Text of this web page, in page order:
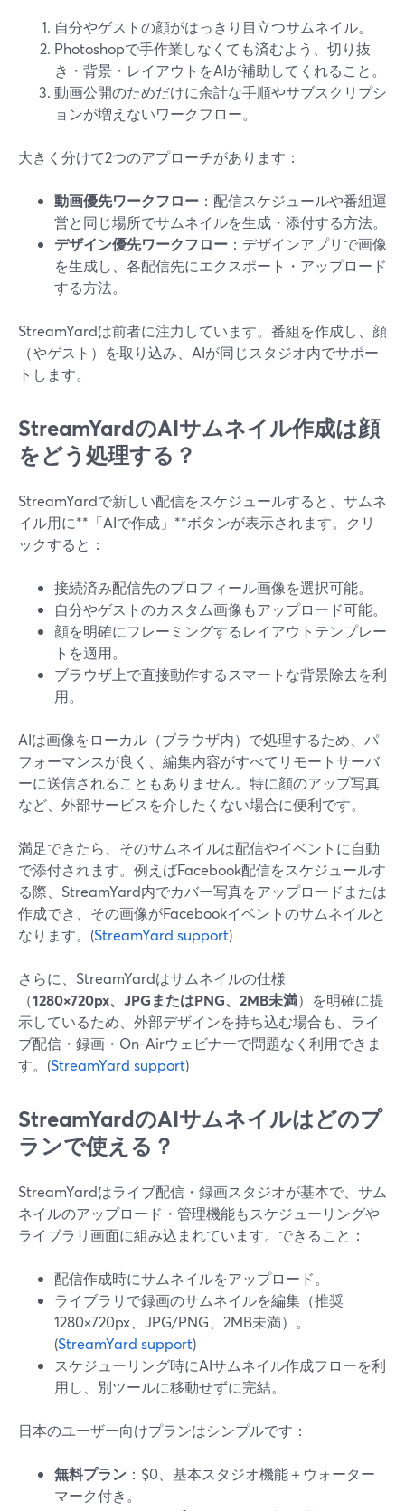
自分やゲストの顔がはっきり目立つサムネイル。
Photoshopで手作業しなくても済むよう、切り抜
き・背景・レイアウトをAIが補助してくれること。
動画公開のためだけに余計な手順やサブスクリプシ
ョンが増えないワークフロー。
大きく分けて2つのアプローチがあります：
動画優先ワークフロー ：配信スケジュールや番組運
営と同じ場所でサムネイルを生成・添付する方法。
デザイン優先ワークフロー ：デザインアプリで画像
を生成し、各配信先にエクスポート・アップロード
する方法。
StreamYardは前者に注力しています。番組を作成し、顔
（やゲスト）を取り込み、AIが同じスタジオ内でサポー
トします。
StreamYardのAIサムネイル作成は顔
をどう処理する？
StreamYardで新しい配信をスケジュールすると、サムネ
イル用に**「AIで作成」**ボタンが表示されます。クリ
ックすると：
接続済み配信先のプロフィール画像を選択可能。
自分やゲストのカスタム画像もアップロード可能。
顔を明確にフレーミングするレイアウトテンプレー
トを適用。
ブラウザ上で直接動作するスマートな背景除去を利
用。
AIは画像をローカル（ブラウザ内）で処理するため、パ
フォーマンスが良く、編集内容がすべてリモートサーバ
ーに送信されることもありません。特に顔のアップ写真
など、外部サービスを介したくない場合に便利です。
満足できたら、そのサムネイルは配信やイベントに自動
で添付されます。例えばFacebook配信をスケジュールす
る際、StreamYard内でカバー写真をアップロードまたは
作成でき、その画像がFacebookイベントのサムネイルと
なります。(StreamYard support)
さらに、StreamYardはサムネイルの仕様
（1280×720px、JPGまたはPNG、2MB未満）を明確に提
示しているため、外部デザインを持ち込む場合も、ライ
ブ配信・録画・On-Airウェビナーで問題なく利用できま
す。(StreamYard support)
StreamYardのAIサムネイルはどのプ
ランで使える？
StreamYardはライブ配信・録画スタジオが基本で、サム
ネイルのアップロード・管理機能もスケジューリングや
ライブラリ画面に組み込まれています。できること：
配信作成時にサムネイルをアップロード。
ライブラリで録画のサムネイルを編集（推奨
1280×720px、JPG/PNG、2MB未満）。
(StreamYard support)
スケジューリング時にAIサムネイル作成フローを利
用し、別ツールに移動せずに完結。
日本のユーザー向けプランはシンプルです：
無料プラン ：$0、基本スタジオ機能＋ウォーター
マーク付き。